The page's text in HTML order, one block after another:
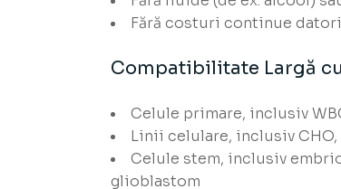
Fără costuri continue
Compatibilitate Largă
Celule primare, inclusiv
Linii celulare, inclusiv CHO,
Celule stem, inclusiv
glioblastom